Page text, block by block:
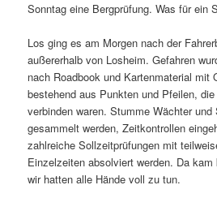
Sonntag eine Bergprüfung. Was für ein
Los ging es am Morgen nach der
außererhalb von Losheim. Gefahren
nach Roadbook und Kartenmaterial mit
bestehend aus Punkten und Pfeilen,
verbinden waren. Stumme Wächter
gesammelt werden, Zeitkontrollen
zahlreiche Sollzeitprüfungen mit
Einzelzeiten absolviert werden. Da
wir hatten alle Hände voll zu tun.